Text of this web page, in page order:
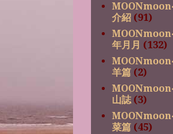
介紹 (91)
年月月 (132)
羊篇 (2)
山誌 (3)
菜篇 (45)